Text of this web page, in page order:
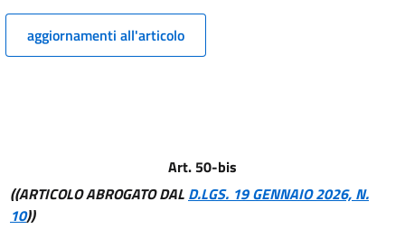
11
TITOLO I
aggiornamenti all'articolo
Art. 50-bis
((ARTICOLO ABROGATO DAL D.LGS. 19 GENNAIO 2026, N.
10))